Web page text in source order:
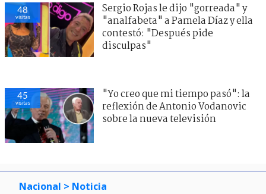
48
visitas
Sergio Rojas le dijo "gorreada" y
"analfabeta" a Pamela Díaz y ella
contestó: "Después pide
disculpas"
45
visitas
"Yo creo que mi tiempo pasó": la
reflexión de Antonio Vodanovic
sobre la nueva televisión
Nacional > Noticia